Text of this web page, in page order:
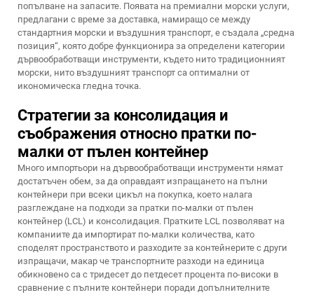
попълване на запасите. Появата на премиални морски услуги,
предлагани с време за доставка, намиращо се между
стандартния морски и въздушния транспорт, е създала „средна
позиция“, която добре функционира за определени категории
дървообработващи инструменти, където нито традиционният
морски, нито въздушният транспорт са оптимални от
икономическа гледна точка.
Стратегии за консолидация и
съображения относно пратки по-
малки от пълен контейнер
Много импортьори на дървообработващи инструменти нямат
достатъчен обем, за да оправдаят изпращането на пълни
контейнери при всеки цикъл на покупка, което налага
разглеждане на подходи за пратки по-малки от пълен
контейнер (LCL) и консолидация. Пратките LCL позволяват на
компаниите да импортират по-малки количества, като
споделят пространството и разходите за контейнерите с други
изпращачи, макар че транспортните разходи на единица
обикновено са с тридесет до петдесет процента по-високи в
сравнение с пълните контейнери поради допълнителните